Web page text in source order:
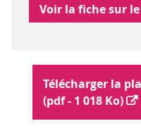
Lien vers le marché
Voir la fiche sur
Télécharger la
(pdf - 1 018 Ko)